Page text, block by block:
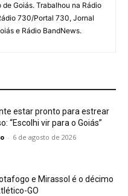
Goiás. Trabalhou na Rádio
730/Portal 730, Jornal
e Rádio BandNews.
estar pronto para estrear
“Escolhi vir para o Goiás”
- 6 de agosto de 2026
e Mirassol é o décimo
GO